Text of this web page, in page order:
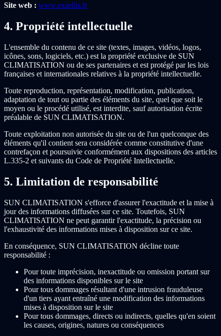
Site web : www.exsellis.fr
4. Propriété intellectuelle
L'ensemble du contenu de ce site (textes, images, vidéos, logos,
icônes, sons, logiciels, etc.) est la propriété exclusive de SUN
CLIMATISATION ou de ses partenaires et est protégé par les lois
françaises et internationales relatives à la propriété intellectuelle.
Toute reproduction, représentation, modification, publication,
adaptation de tout ou partie des éléments du site, quel que soit le
moyen ou le procédé utilisé, est interdite, sauf autorisation écrite
préalable de SUN CLIMATISATION.
Toute exploitation non autorisée du site ou de l'un quelconque des
éléments qu'il contient sera considérée comme constitutive d'une
contrefaçon et poursuivie conformément aux dispositions des articles
L.335-2 et suivants du Code de Propriété Intellectuelle.
5. Limitation de responsabilité
SUN CLIMATISATION s'efforce d'assurer l'exactitude et la mise à
jour des informations diffusées sur ce site. Toutefois, SUN
CLIMATISATION ne peut garantir l'exactitude, la précision ou
l'exhaustivité des informations mises à disposition sur ce site.
En conséquence, SUN CLIMATISATION décline toute
responsabilité :
Pour toute imprécision, inexactitude ou omission portant sur
des informations disponibles sur le site
Pour tous dommages résultant d'une intrusion frauduleuse
d'un tiers ayant entraîné une modification des informations
mises à disposition sur le site
Pour tous dommages, directs ou indirects, quelles qu'en soient
les causes, origines, natures ou conséquences